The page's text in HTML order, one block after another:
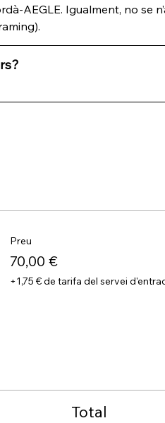
AEGLE. Igualment, no se
Preu
70,00 €
+1,75 € de tarifa del servei
Total